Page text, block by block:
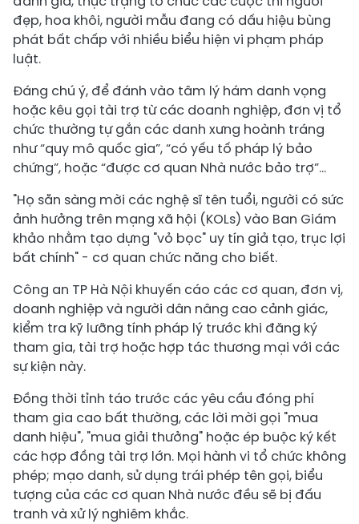
đẹp, hoa khôi, người mẫu đang có dấu hiệu bùng
phát bất chấp với nhiều biểu hiện vi phạm pháp
luật.
Đáng chú ý, để đánh vào tâm lý hám danh vọng
hoặc kêu gọi tài trợ từ các doanh nghiệp, đơn vị tổ
chức thường tự gắn các danh xưng hoành tráng
như “quy mô quốc gia”, “có yếu tố pháp lý bảo
chứng”, hoặc “được cơ quan Nhà nước bảo trợ”...
"Họ sẵn sàng mời các nghệ sĩ tên tuổi, người có sức
ảnh hưởng trên mạng xã hội (KOLs) vào Ban Giám
khảo nhằm tạo dựng "vỏ bọc" uy tín giả tạo, trục lợi
bất chính" - cơ quan chức năng cho biết.
Công an TP Hà Nội khuyến cáo các cơ quan, đơn vị,
doanh nghiệp và người dân nâng cao cảnh giác,
kiểm tra kỹ lưỡng tính pháp lý trước khi đăng ký
tham gia, tài trợ hoặc hợp tác thương mại với các
sự kiện này.
Đồng thời tỉnh táo trước các yêu cầu đóng phí
tham gia cao bất thường, các lời mời gọi "mua
danh hiệu", "mua giải thưởng" hoặc ép buộc ký kết
các hợp đồng tài trợ lớn. Mọi hành vi tổ chức không
phép; mạo danh, sử dụng trái phép tên gọi, biểu
tượng của các cơ quan Nhà nước đều sẽ bị đấu
tranh và xử lý nghiêm khắc.